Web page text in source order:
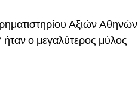
Αξιών Αθηνών
ο μεγαλύτερος μύλος